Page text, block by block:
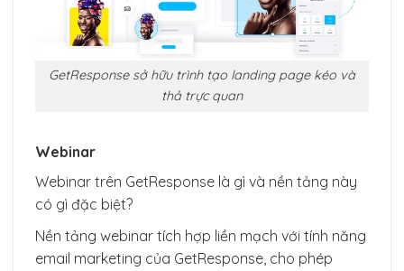
GetResponse sở hữu trình tạo landing page kéo và
thả trực quan
Webinar
Webinar trên GetResponse là gì và nền tảng này
có gì đặc biệt?
Nền tảng webinar tích hợp liền mạch với tính năng
email marketing của GetResponse, cho phép